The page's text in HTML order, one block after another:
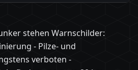
stehen Warnschilder:
- Pilze- und
verboten -